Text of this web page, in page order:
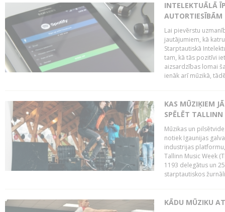
INTELEKTUĀLĀ
Lai pievērstu
jautājumiem, kā
Starptautiskā
tam, kā tās pozitīvi
aizsardzības lomai
ienāk arī mūzikā,
KAS MŪZIĶIEM
SPĒLĒT TALLINN
Mūzikas un
notiek Igaunijas
industrijas
Tallinn Music Week
1193 delegātus un
starptautiskos
KĀDU MŪZIKU